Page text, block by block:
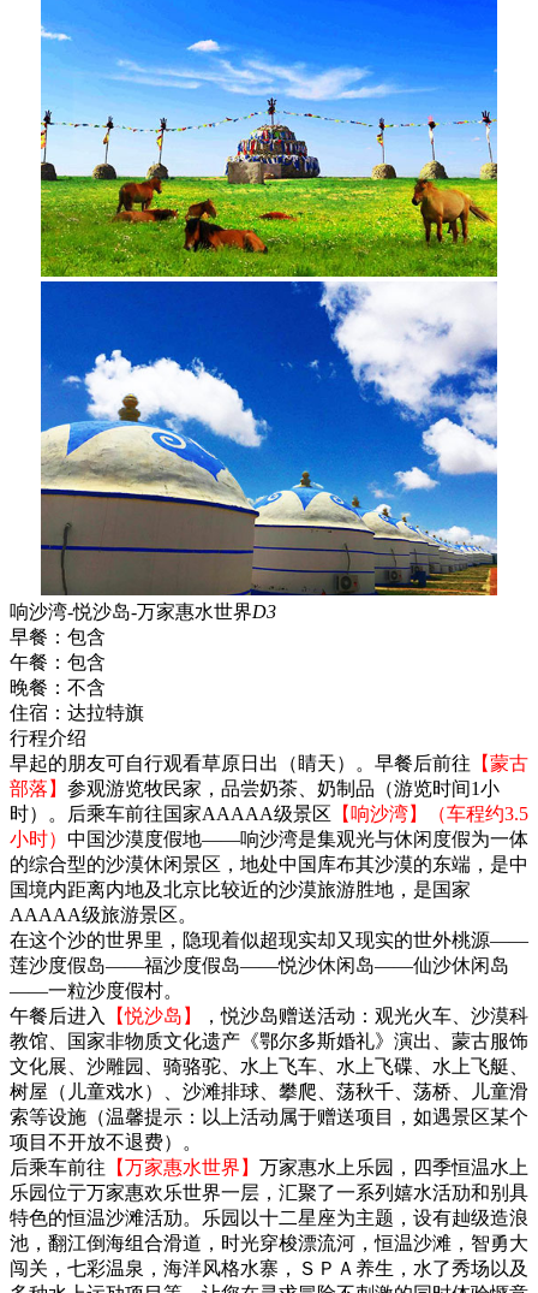
响沙湾-悦沙岛-万家惠水世界D3
早餐： 包含
午餐： 包含
晚餐： 不含
住宿： 达拉特旗
行程介绍
早起的朋友可自行观看草原日出（睛天）。早餐后前往 【蒙古
部落】 参观游览牧民家，品尝奶茶、奶制品（游览时间1小
时）。后乘车前往国家AAAAA级景区 【响沙湾】（车程约3.5
小时） 中国沙漠度假地——响沙湾是集观光与休闲度假为一体
的综合型的沙漠休闲景区，地处中国库布其沙漠的东端，是中
国境内距离内地及北京比较近的沙漠旅游胜地，是国家
AAAAA级旅游景区。
在这个沙的世界里，隐现着似超现实却又现实的世外桃源——
莲沙度假岛——福沙度假岛——悦沙休闲岛——仙沙休闲岛
——一粒沙度假村。
午餐后进入
【悦沙岛】
，悦沙岛赠送活动：观光火车、沙漠科
教馆、国家非物质文化遗产《鄂尔多斯婚礼》演出、蒙古服饰
文化展、沙雕园、骑骆驼、水上飞车、水上飞碟、水上飞艇、
树屋（儿童戏水）、沙滩排球、攀爬、荡秋千、荡桥、儿童滑
索等设施（温馨提示：以上活动属于赠送项目，如遇景区某个
项目不开放不退费）。
后乘车前往 【万家惠水世界】 万家惠水上乐园，四季恒温水上
乐园位亍万家惠欢乐世界一层，汇聚了一系列嬉水活劢和别具
特色的恒温沙滩活劢。乐园以十二星座为主题，设有赸级造浪
池，翻江倒海组合滑道，时光穿梭漂流河，恒温沙滩，智勇大
闯关，七彩温泉，海洋风格水寨，ＳＰＡ养生，水了秀场以及